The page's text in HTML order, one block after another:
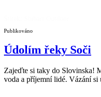
Publikováno
Údolím řeky Soči
Zajeďte si taky do Slovinska!
voda a příjemní lidé. Vázání si